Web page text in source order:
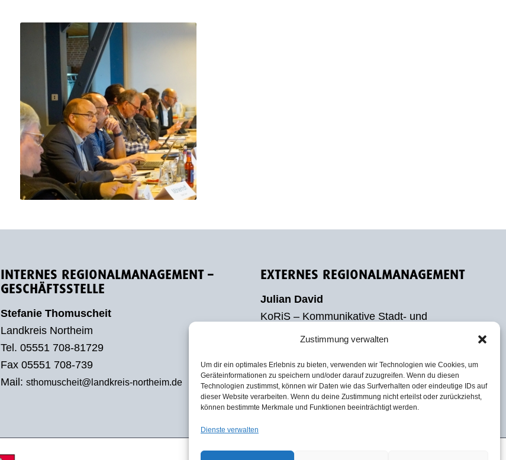
Zustimmung verwalten
Um dir ein optimales Erlebnis zu bieten, verwenden wir Technologien wie Cookies, um
Geräteinformationen zu speichern und/oder darauf zuzugreifen. Wenn du diesen
Technologien zustimmst, können wir Daten wie das Surfverhalten oder eindeutige IDs auf
dieser Website verarbeiten. Wenn du deine Zustimmung nicht erteilst oder zurückziehst,
können bestimmte Merkmale und Funktionen beeinträchtigt werden.
Dienste verwalten
INTERNES REGIONALMANAGEMENT –
GESCHÄFTSSTELLE
Stefanie Thomuscheit
Landkreis Northeim
Tel. 05551 708-81729
Fax 05551 708-739
Mail: sthomuscheit@landkreis-northeim.de
EXTERNES REGIONALMANAGEMENT
Julian David
KoRiS – Kommunikative Stadt- und
Regionalentwicklung
Fax 0511 590974-60
Mail:david@koris-hannover.de